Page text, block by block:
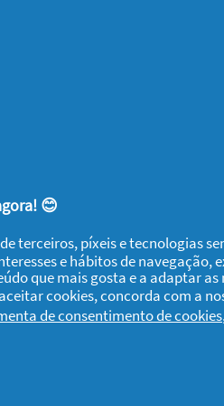
de
de
deixe-
😊
terceiros, píxeis e tecnologias
e hábitos de navegação,
que mais gosta e a adaptar as
cookies, concorda com a
de consentimento de cookies